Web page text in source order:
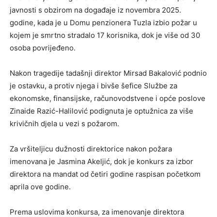
javnosti s obzirom na događaje iz novembra 2025.
godine, kada je u Domu penzionera Tuzla izbio požar u
kojem je smrtno stradalo 17 korisnika, dok je više od 30
osoba povrijeđeno.
Nakon tragedije tadašnji direktor Mirsad Bakalović podnio
je ostavku, a protiv njega i bivše šefice Službe za
ekonomske, finansijske, računovodstvene i opće poslove
Zinaide Razić-Halilović podignuta je optužnica za više
krivičnih djela u vezi s požarom.
Za vršiteljicu dužnosti direktorice nakon požara
imenovana je Jasmina Akeljić, dok je konkurs za izbor
direktora na mandat od četiri godine raspisan početkom
aprila ove godine.
Prema uslovima konkursa, za imenovanje direktora